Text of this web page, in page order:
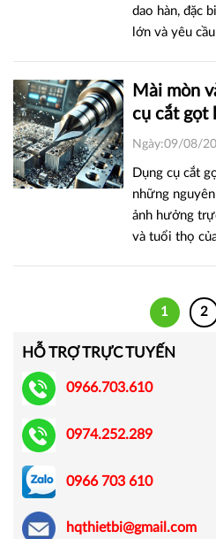
dao hàn, đặc
lớn và yêu
Mài mòn
cụ cắt gọt
Ngày:09/08/
Dụng cụ cắt
những
ảnh hưởng
và tuổi thọ
1 2
HỖ TRỢ TRỰC TUYẾN
0966.703.610
0974.252.289
0966 703 610
hqthietbi@gmail.com